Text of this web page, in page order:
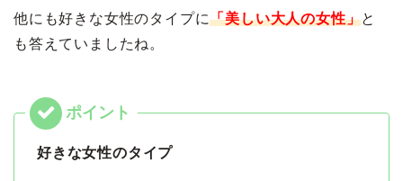
他にも好きな女性のタイプに「美しい大人の女性」と
も答えていましたね。
好きな女性のタイプ